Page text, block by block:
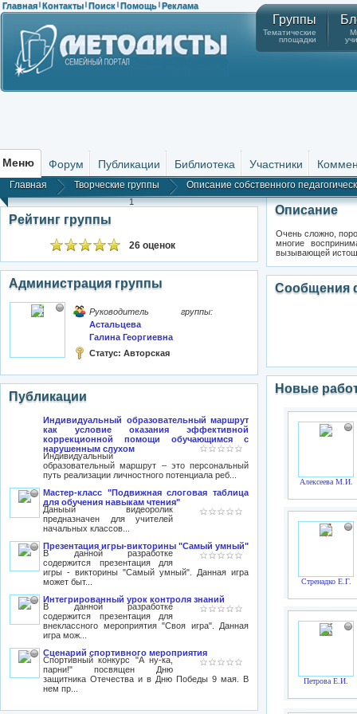
Главная | Контакты | Поиск | Помощь | Реклама
Группы
Тематические
площадки
Меню Форум Публикации Библиотека Участники
Главная Творческие группы Описание собственного
1
Рейтинг группы
26 оценок
Администрация группы
Руководитель группы:
Астальцева
Галина Георгиевна
Статус: Авторская
Публикации
Индивидуальный образовательный маршрут
как условие оказания эффективной
коррекционной помощи обучающимся c
нарушенным слухом
Индивидуальный
образовательный маршрут – это персональный
путь реализации личностного потенциала реб...
Мастер-класс "Подвижная слоговая таблица
для обучения навыкам чтения"
Даныый видеоролик
предназначен для учителей
начальных классов...
Презентация игры-викторины "Самый умный"
В данной разработке
содержится презентация для
игры - викторины "Самый умный". Данная игра
может быт...
Интегрированный урок контроля знаний
В данной разработке
содержится презентация для
внеклассного мероприятия "Своя игра". Данная
игра мож...
Сценарий спортивного мероприятия
Спортивный конкурс "А ну-ка,
парни!" посвящен Дню
защитника Отечества и в Дню Победы 9 мая. В
нем пр...
Описание
Очень сложно,
многие
вызывающей
Сообщения
Новые
Алексеева М.И.
Стренадко Е.Г.
Петрова Е.И.